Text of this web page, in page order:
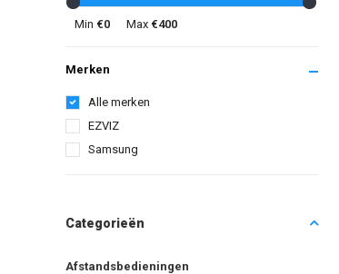
Min €0 Max €400
Merken
Alle merken
EZVIZ
Samsung
Categorieën
Afstandsbedieningen